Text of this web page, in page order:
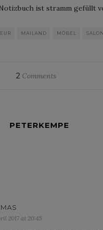
ist stramm gefüllt
MAILAND MÖBEL
2 Comments
PETERKEMPE
2017 at 20:45